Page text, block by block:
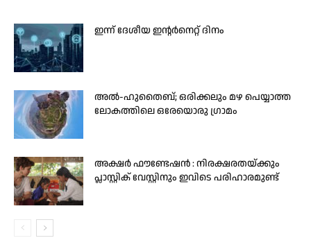
ഇന്ന് ദേശീയ ഇന്റർനെറ്റ് ദിനം
അൽ-ഹുതൈബ്; ഒരിക്കലും മഴ പെയ്യാത്ത
ലോകത്തിലെ ഒരേയൊരു ഗ്രാമം
അക്ഷർ ഫൗണ്ടേഷൻ : നിരക്ഷരതയ്ക്കും
പ്ലാസ്റ്റിക് വേസ്റ്റിനും ഇവിടെ പരിഹാരമുണ്ട്